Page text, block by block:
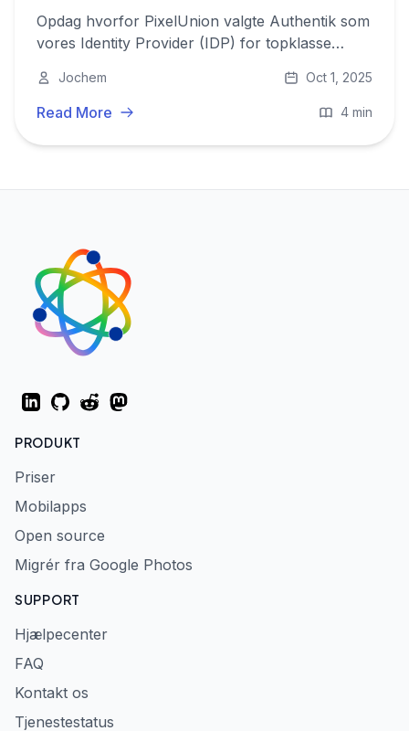
Opdag hvorfor PixelUnion valgte Authentik som
vores Identity Provider (IDP) for topklasse
fotostyringstjeneste.
Jochem Oct 1, 2025
Read More 4 min
LinkedInGitHubRedditMastodon
PRODUKT
Priser
Mobilapps
Open source
Migrér fra Google Photos
SUPPORT
Hjælpecenter
FAQ
Kontakt os
Tjenestestatus